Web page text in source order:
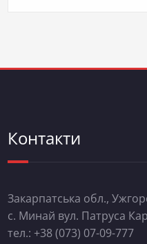
Контакти
Закарпатська обл.,
с. Минай вул. Патруса
тел.: +38 (073) 07-09-777